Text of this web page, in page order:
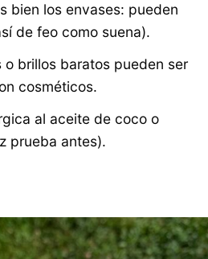
bien los envases: pueden
de feo como suena).
o brillos baratos pueden ser
cosméticos.
al aceite de coco o
prueba antes).